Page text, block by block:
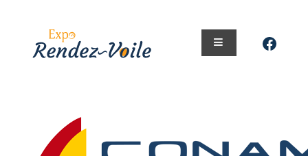
contenu